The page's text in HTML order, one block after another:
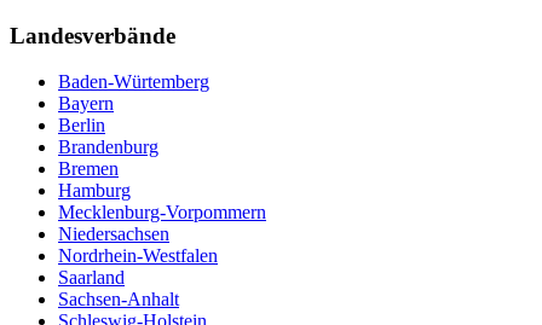
Landesverbände
Baden-Würtemberg
Bayern
Berlin
Brandenburg
Bremen
Hamburg
Mecklenburg-Vorpommern
Niedersachsen
Nordrhein-Westfalen
Saarland
Sachsen-Anhalt